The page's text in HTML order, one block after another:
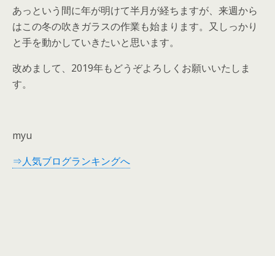
あっという間に年が明けて半月が経ちますが、来週から
はこの冬の吹きガラスの作業も始まります。又しっかり
と手を動かしていきたいと思います。
改めまして、2019年もどうぞよろしくお願いいたしま
す。
myu
⇒人気ブログランキングへ